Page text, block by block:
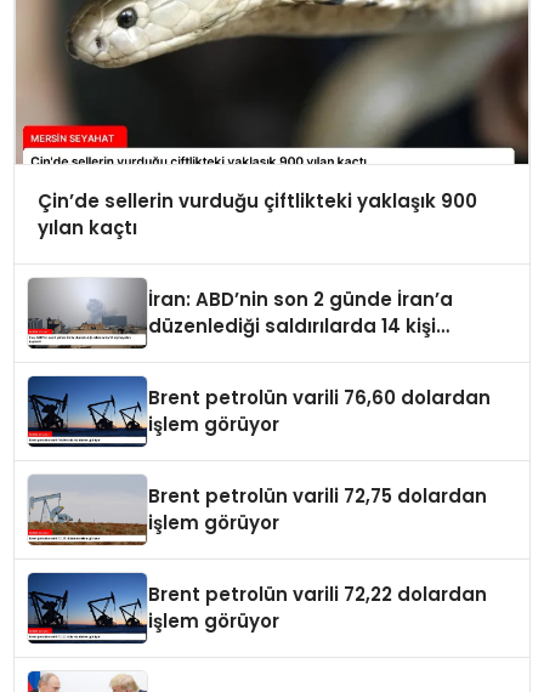
Çin’de sellerin vurduğu çiftlikteki yaklaşık 900
yılan kaçtı
İran: ABD’nin son 2 günde İran’a
düzenlediği saldırılarda 14 kişi
Brent petrolün varili 76,60 dolardan
işlem görüyor
Brent petrolün varili 72,75 dolardan
işlem görüyor
Brent petrolün varili 72,22 dolardan
işlem görüyor